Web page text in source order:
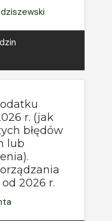
r. (jak
błędów
lub
2026 r.